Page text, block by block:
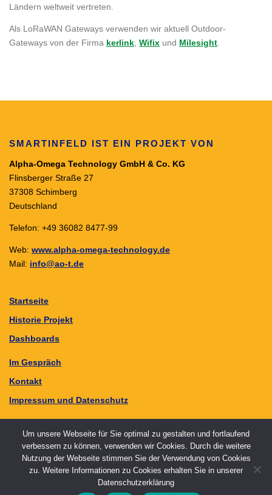
Ländern weltweit vertreten.
Als LoRaWAN Gateways verwenden wir aktuell Outdoor-
Gateways von der Firma kerlink, Wifix und Milesight.
SMARTINFELD IST EIN PROJEKT VON
Alpha-Omega Technology GmbH & Co. KG
Flinsberger Straße 27
37308 Schimberg
Deutschland
Telefon: +49 36082 8477-99
Web: www.alpha-omega-technology.de
Mail: info@ao-t.de
Startseite
Historie Projekt
Dashboards
Im Gespräch
Kontakt
Impressum und Datenschutz
Copyright © 2026 SMARTinfeld –OnePress
FameThemes
Um unsere Webseite für Sie optimal zu gestalten und fortlaufend
verbessern zu können, verwenden wir Cookies. Durch die weitere
Nutzung der Webseite stimmen Sie der Verwendung von Cookies
zu. Weitere Informationen zu Cookies erhalten Sie in unserer
Datenschutzerklärung